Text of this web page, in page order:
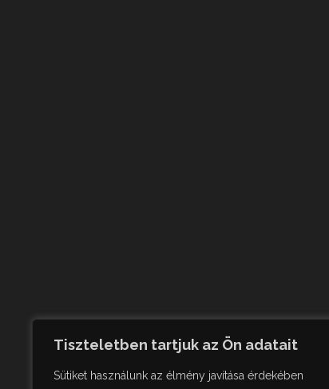
Tiszteletben tartjuk az Ön adatait
Sütiket használunk az élmény javítása érdekében